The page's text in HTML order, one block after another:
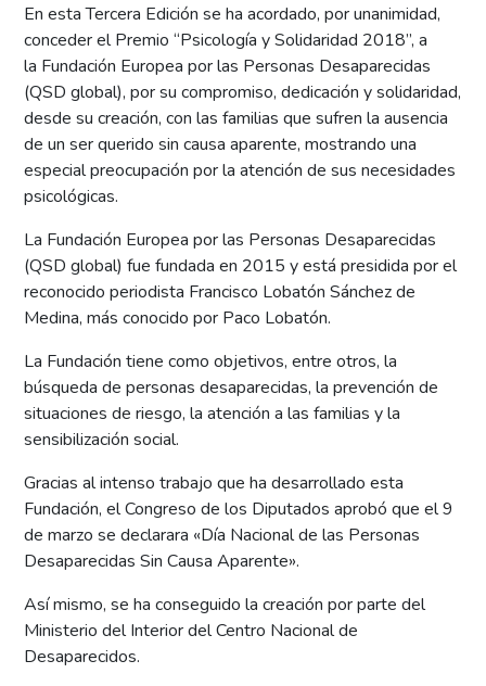
En esta Tercera Edición se ha acordado, por unanimidad,
conceder el Premio “Psicología y Solidaridad 2018”, a
la Fundación Europea por las Personas Desaparecidas
(QSD global), por su compromiso, dedicación y solidaridad,
desde su creación, con las familias que sufren la ausencia
de un ser querido sin causa aparente, mostrando una
especial preocupación por la atención de sus necesidades
psicológicas.
La Fundación Europea por las Personas Desaparecidas
(QSD global) fue fundada en 2015 y está presidida por el
reconocido periodista Francisco Lobatón Sánchez de
Medina, más conocido por Paco Lobatón.
La Fundación tiene como objetivos, entre otros, la
búsqueda de personas desaparecidas, la prevención de
situaciones de riesgo, la atención a las familias y la
sensibilización social.
Gracias al intenso trabajo que ha desarrollado esta
Fundación, el Congreso de los Diputados aprobó que el 9
de marzo se declarara «Día Nacional de las Personas
Desaparecidas Sin Causa Aparente».
Así mismo, se ha conseguido la creación por parte del
Ministerio del Interior del Centro Nacional de
Desaparecidos.